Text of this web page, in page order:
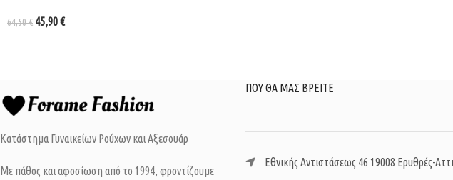
64,50€ 45,90€
Κατάστημα Γυναικείων Ρούχων και Αξεσουάρ
Με πάθος και αφοσίωση από το 1994, φροντίζουμε
ΠΟΥ ΘΑ ΜΑΣ ΒΡΕΙΤΕ
Εθνικής Αντιστάσεως 46 19008 Ερυθρές-